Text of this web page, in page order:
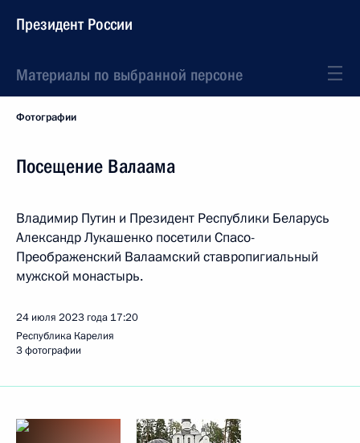
Президент России
Материалы по выбранной персоне
Фотографии
Посещение Валаама
Владимир Путин и Президент Республики Беларусь
Александр Лукашенко посетили Спасо-
Преображенский Валаамский ставропигиальный
мужской монастырь.
24 июля 2023 года 17:20
Республика Карелия
3 фотографии